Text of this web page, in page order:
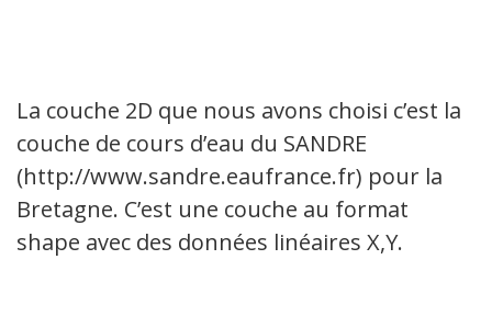
La couche 2D que nous avons choisi c’est la
couche de cours d’eau du SANDRE
(http://www.sandre.eaufrance.fr) pour la
Bretagne. C’est une couche au format
shape avec des données linéaires X,Y.